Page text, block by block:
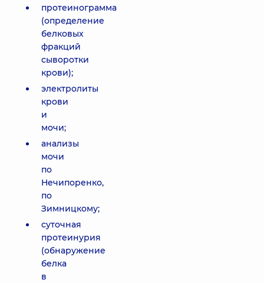
протеинограмма
(определение
белковых
фракций
сыворотки
крови);
электролиты
крови
и
мочи;
анализы
мочи
по
Нечипоренко,
по
Зимницкому;
суточная
протеинурия
(обнаружение
белка
в